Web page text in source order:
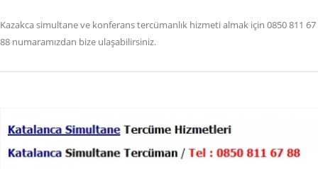
Kazakca simultane ve konferans tercümanlık hizmeti almak için 0850 811 67
88 numaramızdan bize ulaşabilirsiniz.